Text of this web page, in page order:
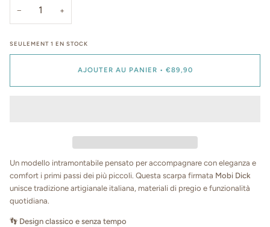
− +
SEULEMENT 1 EN STOCK
AJOUTER AU PANIER • €89,90
Un modello intramontabile pensato per accompagnare con eleganza e
comfort i primi passi dei più piccoli. Questa scarpa firmata Mobi Dick
unisce tradizione artigianale italiana, materiali di pregio e funzionalità
quotidiana.
👣 Design classico e senza tempo